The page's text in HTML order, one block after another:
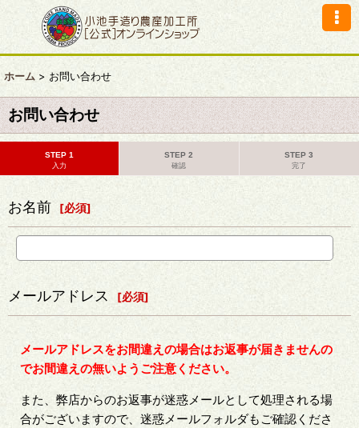
ホーム > お問い合わせ
お問い合わせ
STEP 1
入力
STEP 2
確認
STEP 3
完了
お名前 [必須]
メールアドレス [必須]
メールアドレスをお間違えの場合はお返事が届きませんの
でお間違えの無いようご注意ください。
また、弊店からのお返事が迷惑メールとして処理される場
合がございますので、迷惑メールフォルダもご確認くださ